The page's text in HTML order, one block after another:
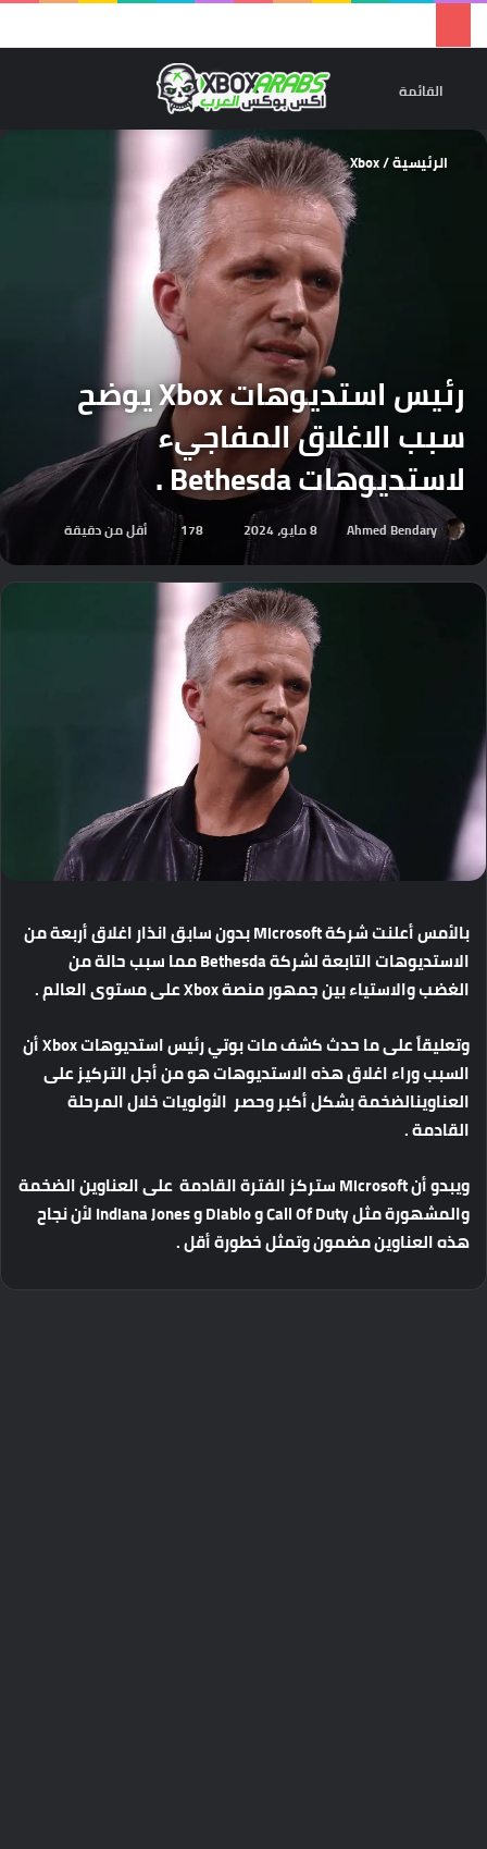
القائمة
الرئيسية/
Xbox
رئيس استديوهات Xbox يوضح
سبب الاغلاق المفاجيء
لاستديوهات Bethesda .
Ahmed Bendary 8 مايو، 2024 178 أقل من دقيقة
بالأمسأعلنتشركة بدونسابقانذاراغلاقأربعةمن
الاستديوهاتالتابعةلشركة مماسببحالةمن
الغضبوالاستياءبينجمهورمنصة علىمستوىالعالم.
وتعليقاًعلىماحدثكشفماتبوتيرئيساستديوهات
أن
السببوراءاغلاقهذهالاستديوهاتهومنأجلالتركيزعلى
العناوينالضخمةبشكلأكبروحصر الأولوياتخلالالمرحلة
القادمة.
ويبدوأن ستركزالفترةالقادمة علىالعناوينالضخمة
والمشهورةمثل و و لأننجاح
هذهالعناوينمضمونوتمثلخطورةأقل.